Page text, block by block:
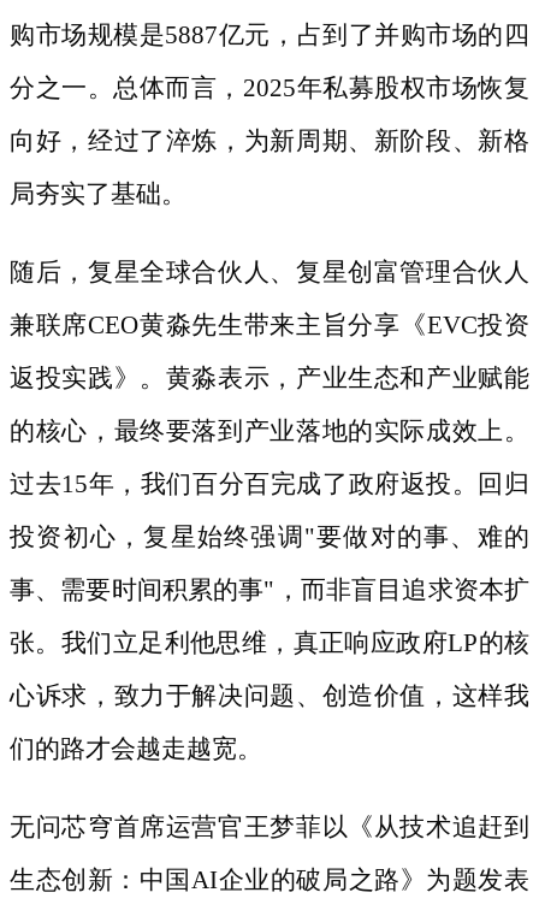
购市场规模是5887亿元，占到了并购市场的四
分之一。总体而言，2025年私募股权市场恢复
向好，经过了淬炼，为新周期、新阶段、新格
局夯实了基础。
随后，复星全球合伙人、复星创富管理合伙人
兼联席CEO黄淼先生带来主旨分享《EVC投资
返投实践》。黄淼表示，产业生态和产业赋能
的核心，最终要落到产业落地的实际成效上。
过去15年，我们百分百完成了政府返投。回归
投资初心，复星始终强调"要做对的事、难的
事、需要时间积累的事"，而非盲目追求资本扩
张。我们立足利他思维，真正响应政府LP的核
心诉求，致力于解决问题、创造价值，这样我
们的路才会越走越宽。
无问芯穹首席运营官王梦菲以《从技术追赶到
生态创新：中国 AI企业的破局之路》为题发表